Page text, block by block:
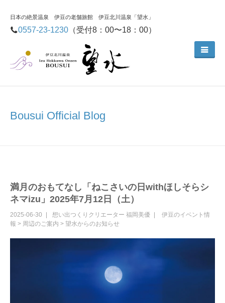
日本の絶景温泉 伊豆の老舗旅館 伊豆北川温泉「望水」
0557-23-1230 （受付8：00〜18：00）
Bousui Official Blog
満月のおもてなし「ねこさいの日withほしそらシ
ネマizu」2025年7月12日（土）
2025-06-30 想い出つくりクリエーター 福岡美優
伊豆のイベント情
報 > 周辺のご案内 > 望水からのお知らせ